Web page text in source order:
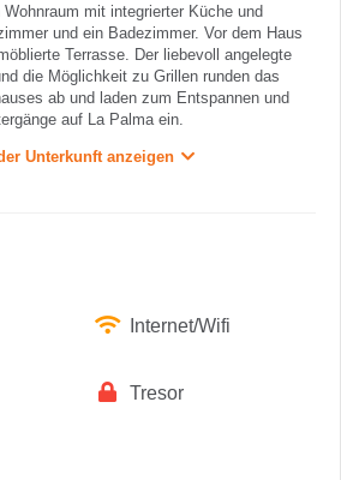
mit integrierter Küche und
und ein Badezimmer. Vor dem Haus
Terrasse. Der liebevoll angelegte
die Möglichkeit zu Grillen runden das
ab und laden zum Entspannen und
auf La Palma ein.
Unterkunft anzeigen
Internet/Wifi
Tresor